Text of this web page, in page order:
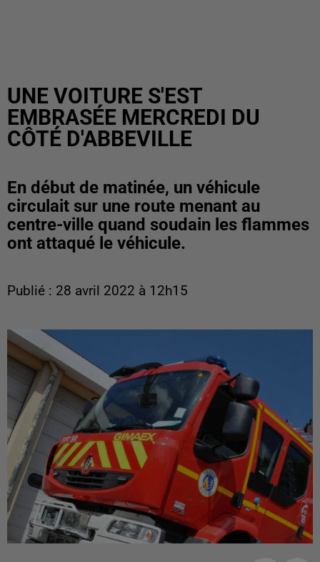
UNE VOITURE S'EST
EMBRASÉE MERCREDI DU
CÔTÉ D'ABBEVILLE
En début de matinée, un véhicule
circulait sur une route menant au
centre-ville quand soudain les flammes
ont attaqué le véhicule.
Publié : 28 avril 2022 à 12h15